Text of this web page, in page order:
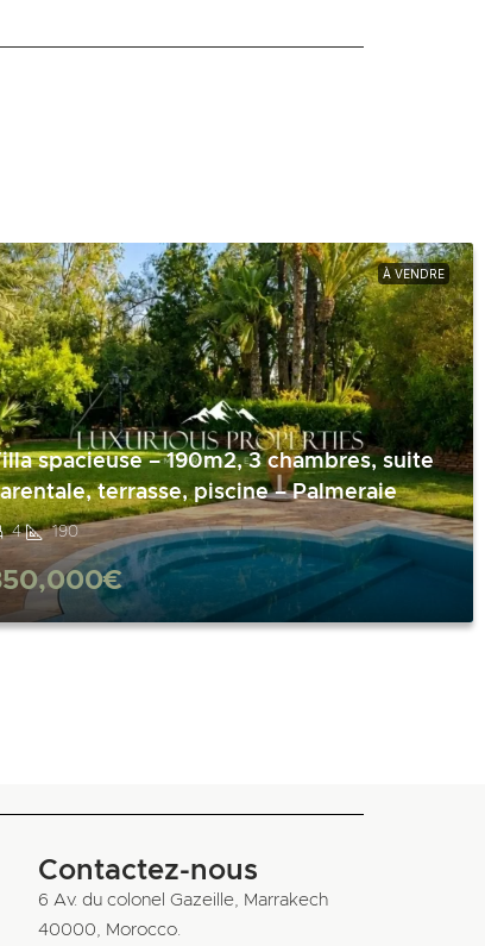
À VENDRE
spacieuse – 190m2, 3 chambres, suite
terrasse, piscine – Palmeraie
4 190
Contactez-nous
6 Av. du colonel Gazeille, Marrakech
40000, Morocco.